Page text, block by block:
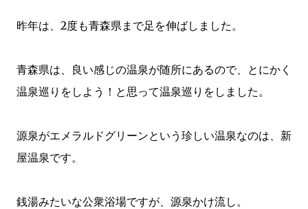
昨年は、2度も青森県まで足を伸ばしました。
青森県は、良い感じの温泉が随所にあるので、とにかく
温泉巡りをしよう！と思って温泉巡りをしました。
源泉がエメラルドグリーンという珍しい温泉なのは、新
屋温泉です。
銭湯みたいな公衆浴場ですが、源泉かけ流し。